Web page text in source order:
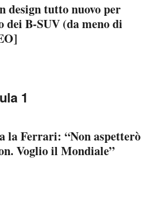
design tutto nuovo per
B-SUV (da meno di
1
la Ferrari: “Non aspetterò
Voglio il Mondiale”